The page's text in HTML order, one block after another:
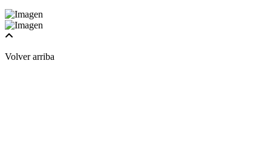
Volver arriba